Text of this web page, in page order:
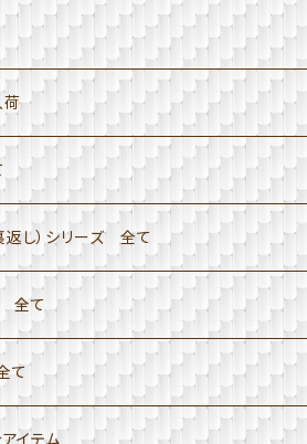
荷
ァスナー・ポケット付き）
（INSIDE以外）
し）シリーズ 全て
ハンドバッグ
全て
（ペン立てなど）
ーチ
て
イテム